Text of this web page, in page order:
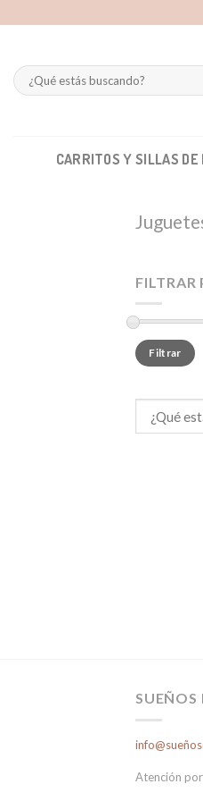
Buscar
por:
CARRITOS Y SILLAS DE
FILTRAR
Precio
mínimo
Precio
máximo
Filtrar
SUEÑOS
Atención